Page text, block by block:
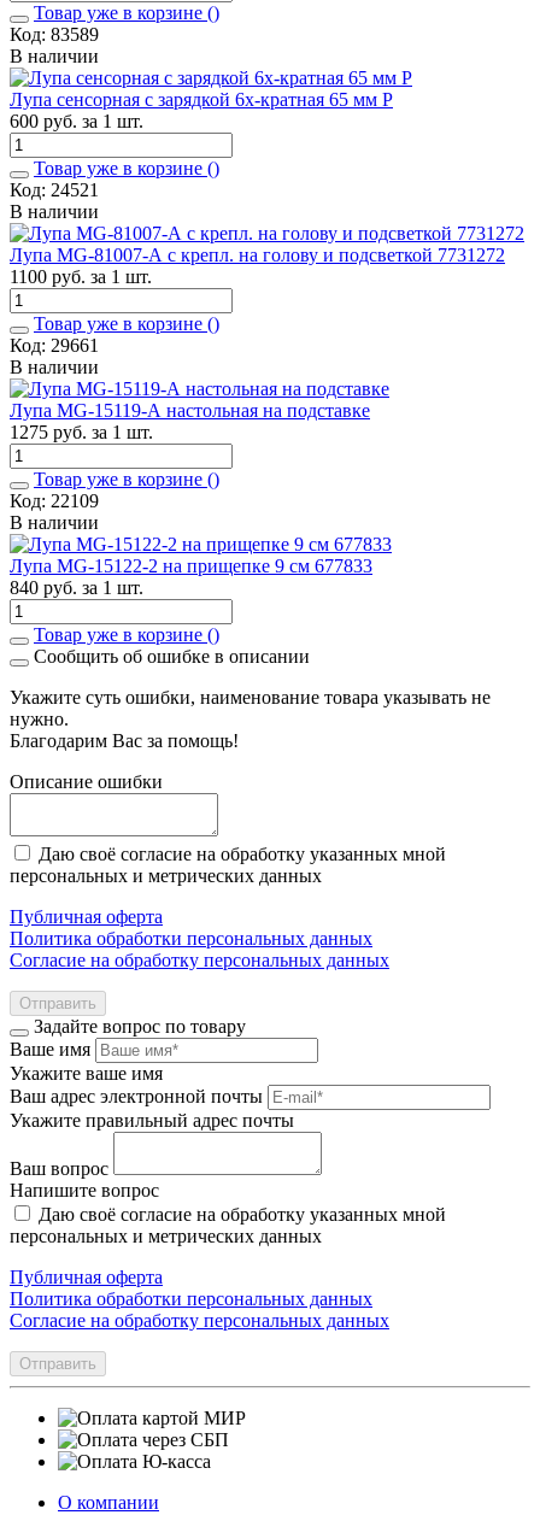
Товар уже в корзине ()
Код: 83589
В наличии
Лупа сенсорная с зарядкой 6х-кратная 65 мм Р
600 руб. за 1 шт.
Товар уже в корзине ()
Код: 24521
В наличии
Лупа MG-81007-А с крепл. на голову и подсветкой 7731272
1100 руб. за 1 шт.
Товар уже в корзине ()
Код: 29661
В наличии
Лупа MG-15119-А настольная на подставке
1275 руб. за 1 шт.
Товар уже в корзине ()
Код: 22109
В наличии
Лупа MG-15122-2 на прищепке 9 см 677833
840 руб. за 1 шт.
Товар уже в корзине ()
Сообщить об ошибке в описании
Укажите суть ошибки, наименование товара указывать не
нужно.
Благодарим Вас за помощь!
Описание ошибки
Даю своё согласие на обработку указанных мной
персональных и метрических данных
Публичная оферта
Политика обработки персональных данных
Согласие на обработку персональных данных
Отправить
Задайте вопрос по товару
Ваше имя
Укажите ваше имя
Ваш адрес электронной почты
Укажите правильный адрес почты
Ваш вопрос
Напишите вопрос
Даю своё согласие на обработку указанных мной
персональных и метрических данных
Публичная оферта
Политика обработки персональных данных
Согласие на обработку персональных данных
Отправить
О компании